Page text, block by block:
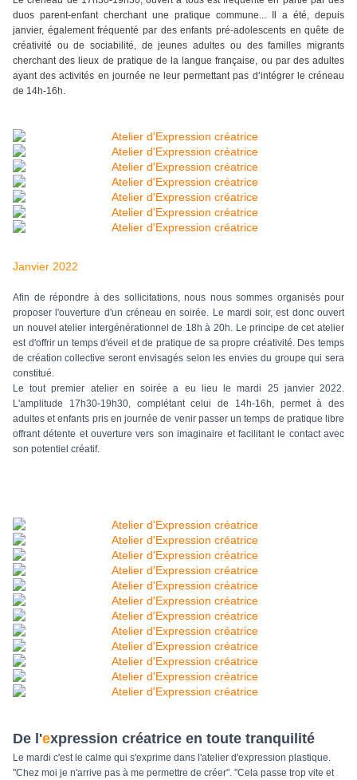
duos parent-enfant cherchant une pratique commune... Il a été, depuis
janvier, également fréquenté par des enfants pré-adolescents en quête de
créativité ou de sociabilité, de jeunes adultes ou des familles migrants
cherchant des lieux de pratique de la langue française, ou par des adultes
ayant des activités en journée ne leur permettant pas d’intégrer le créneau
de 14h-16h.
Janvier 2022
Afin de répondre à des sollicitations, nous nous sommes organisés pour
proposer l'ouverture d'un créneau en soirée. Le mardi soir, est donc ouvert
un nouvel atelier intergénérationnel de 18h à 20h. Le principe de cet atelier
est d'offrir un temps d'éveil et de pratique de sa propre créativité. Des temps
de création collective seront envisagés selon les envies du groupe qui sera
constitué.
Le tout premier atelier en soirée a eu lieu le mardi 25 janvier 2022.
L'amplitude 17h30-19h30, complétant celui de 14h-16h, permet à des
adultes et enfants pris en journée de venir passer un temps de pratique libre
offrant détente et ouverture vers son imaginaire et facilitant le contact avec
son potentiel créatif.
De l'expression créatrice en toute tranquilité
Le mardi c'est le calme qui s'exprime dans l'atelier d'expression plastique.
"Chez moi je n'arrive pas à me permettre de créer". "Cela passe trop vite et